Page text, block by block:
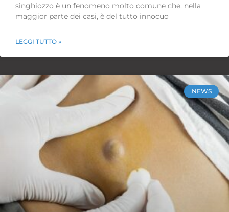
singhiozzo è un fenomeno molto comune che, nella
maggior parte dei casi, è del tutto innocuo
LEGGI TUTTO »
NEWS